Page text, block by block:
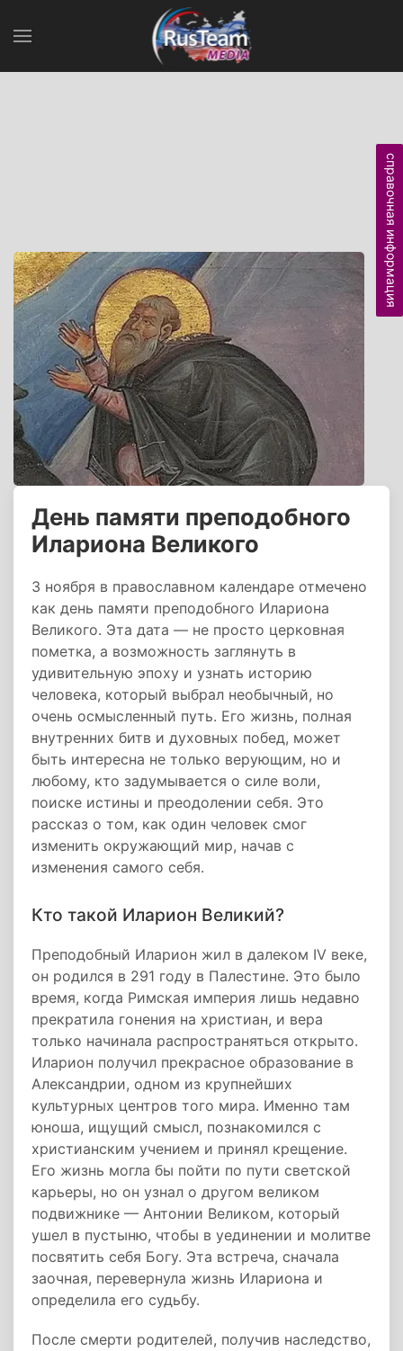
День памяти преподобного
Илариона Великого
3 ноября в православном календаре отмечено
как день памяти преподобного Илариона
Великого. Эта дата — не просто церковная
пометка, а возможность заглянуть в
удивительную эпоху и узнать историю
человека, который выбрал необычный, но
очень осмысленный путь. Его жизнь, полная
внутренних битв и духовных побед, может
быть интересна не только верующим, но и
любому, кто задумывается о силе воли,
поиске истины и преодолении себя. Это
рассказ о том, как один человек смог
изменить окружающий мир, начав с
изменения самого себя.
Кто такой Иларион Великий?
Преподобный Иларион жил в далеком IV веке,
он родился в 291 году в Палестине. Это было
время, когда Римская империя лишь недавно
прекратила гонения на христиан, и вера
только начинала распространяться открыто.
Иларион получил прекрасное образование в
Александрии, одном из крупнейших
культурных центров того мира. Именно там
юноша, ищущий смысл, познакомился с
христианским учением и принял крещение.
Его жизнь могла бы пойти по пути светской
карьеры, но он узнал о другом великом
подвижнике — Антонии Великом, который
ушел в пустыню, чтобы в уединении и молитве
посвятить себя Богу. Эта встреча, сначала
заочная, перевернула жизнь Илариона и
определила его судьбу.
После смерти родителей, получив наследство,
справочная информация